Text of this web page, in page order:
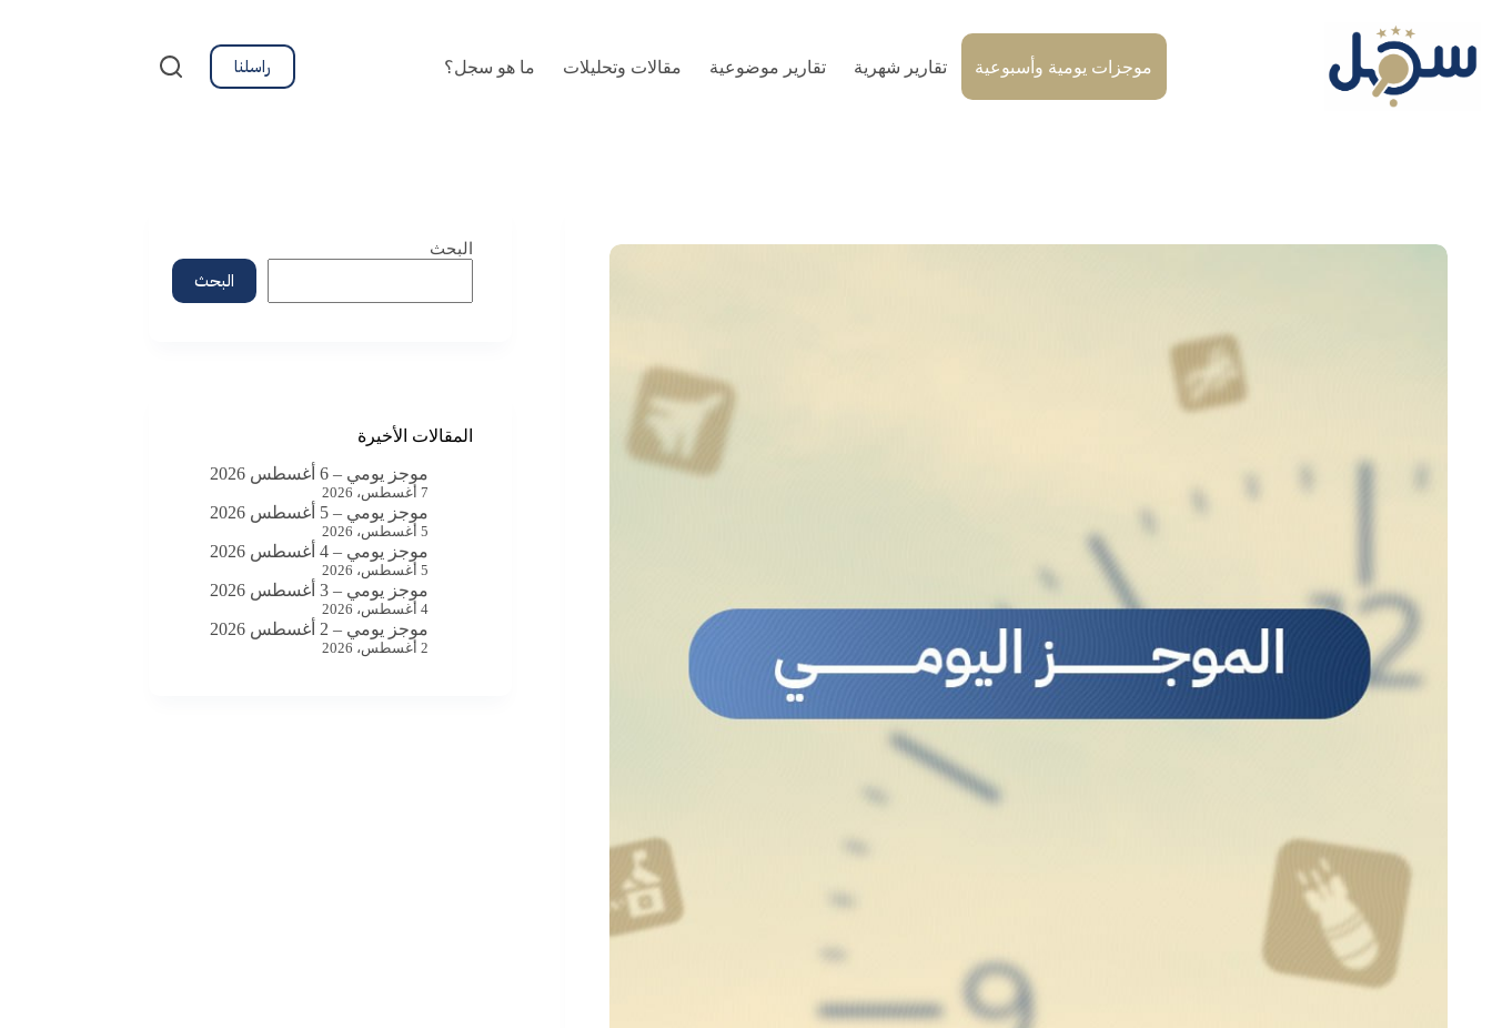
المحتوى
موجزات يومية وأسبوعية تقارير شهرية تقارير موضوعية مقالات وتحليلات ما هو سجل؟ راسلنا
البحث
البحث
المقالات الأخيرة
موجز يومي – 6 أغسطس 2026
7 أغسطس، 2026
موجز يومي – 5 أغسطس 2026
5 أغسطس، 2026
موجز يومي – 4 أغسطس 2026
5 أغسطس، 2026
موجز يومي – 3 أغسطس 2026
4 أغسطس، 2026
موجز يومي – 2 أغسطس 2026
2 أغسطس، 2026